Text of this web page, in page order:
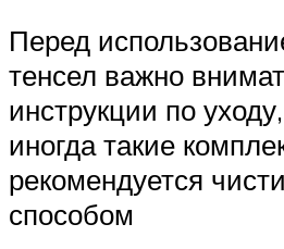
Перед
тенсел важно
инструкции по
иногда такие
рекомендуется
способом